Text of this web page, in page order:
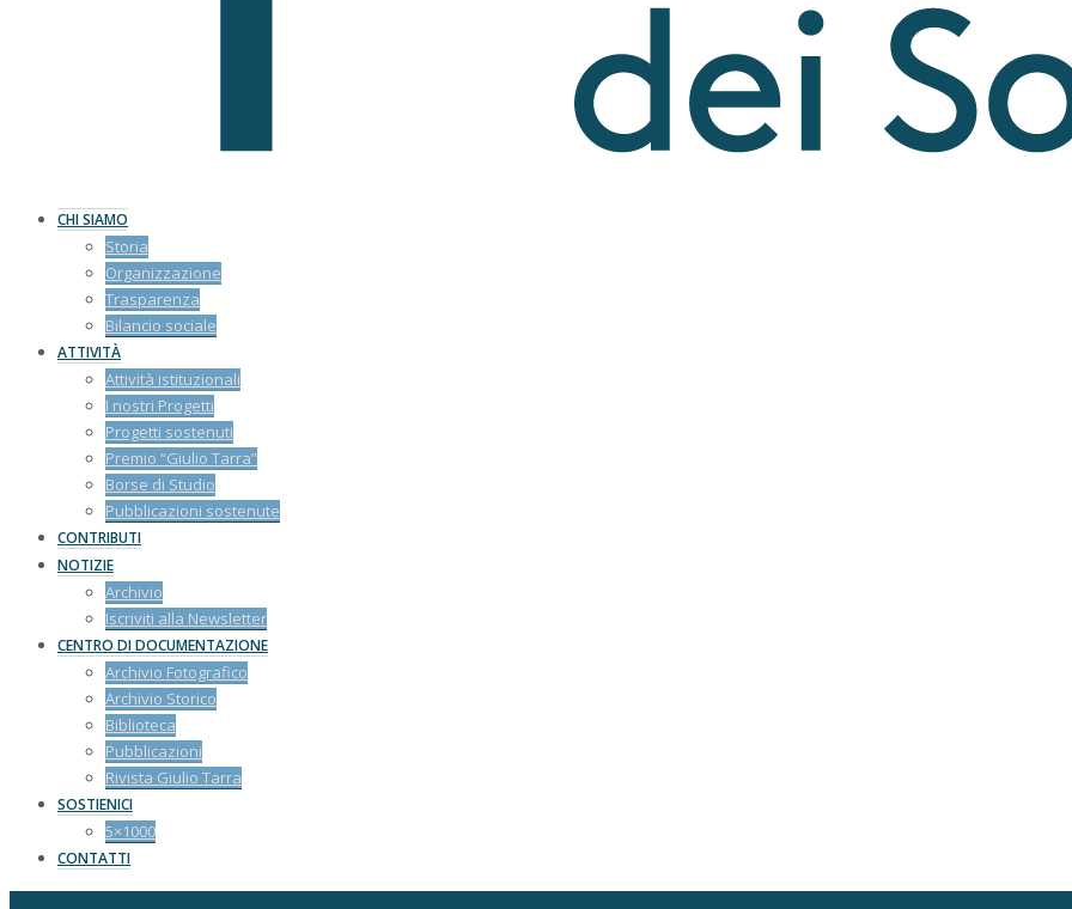
CHI SIAMO
Storia
Organizzazione
Trasparenza
Bilancio sociale
ATTIVITÀ
Attività istituzionali
I nostri Progetti
Progetti sostenuti
Premio “Giulio Tarra”
Borse di Studio
Pubblicazioni sostenute
CONTRIBUTI
NOTIZIE
Archivio
Iscriviti alla Newsletter
CENTRO DI DOCUMENTAZIONE
Archivio Fotografico
Archivio Storico
Biblioteca
Pubblicazioni
Rivista Giulio Tarra
SOSTIENICI
5×1000
CONTATTI